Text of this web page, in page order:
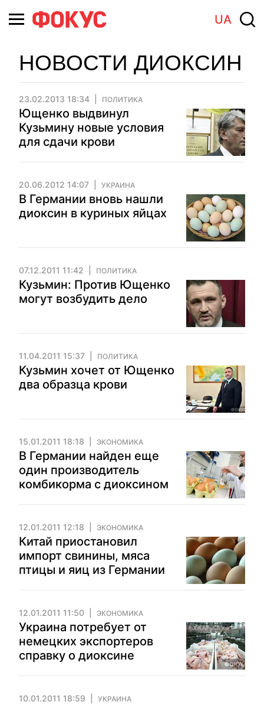
UA
НОВОСТИ ДИОКСИН
23.02.2013 18:34 ПОЛИТИКА
Ющенко выдвинул
Кузьмину новые условия
для сдачи крови
20.06.2012 14:07 УКРАИНА
В Германии вновь нашли
диоксин в куриных яйцах
07.12.2011 11:42 ПОЛИТИКА
Кузьмин: Против Ющенко
могут возбудить дело
11.04.2011 15:37 ПОЛИТИКА
Кузьмин хочет от Ющенко
два образца крови
15.01.2011 18:18 ЭКОНОМИКА
В Германии найден еще
один производитель
комбикорма с диоксином
12.01.2011 12:18 ЭКОНОМИКА
Китай приостановил
импорт свинины, мяса
птицы и яиц из Германии
12.01.2011 11:50 ЭКОНОМИКА
Украина потребует от
немецких экспортеров
справку о диоксине
10.01.2011 18:59 УКРАИНА